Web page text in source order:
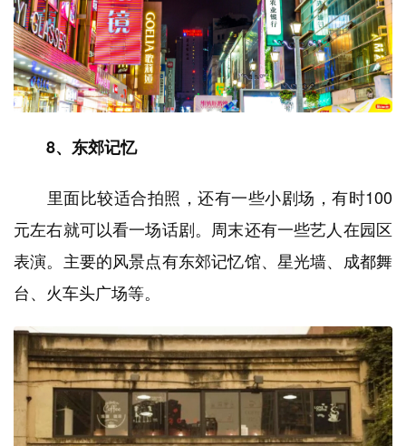
8、东郊记忆
里面比较适合拍照，还有一些小剧场，有时100
元左右就可以看一场话剧。周末还有一些艺人在园区
表演。主要的风景点有东郊记忆馆、星光墙、成都舞
台、火车头广场等。